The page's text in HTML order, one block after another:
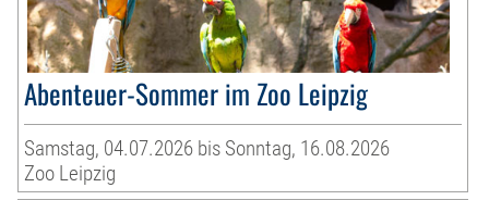
Abenteuer-Sommer im Zoo Leipzig
Samstag, 04.07.2026 bis Sonntag, 16.08.2026
Zoo Leipzig